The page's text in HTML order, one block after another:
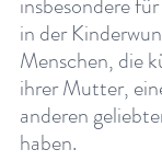
insbesondere
in der
Menschen, die
ihrer Mutter,
anderen
haben.